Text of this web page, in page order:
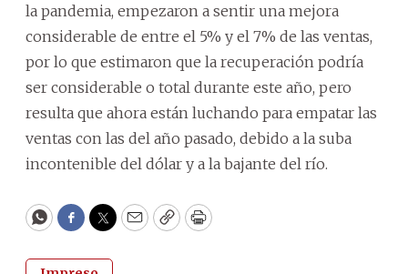
la pandemia, empezaron a sentir una mejora
considerable de entre el 5% y el 7% de las ventas,
por lo que estimaron que la recuperación podría
ser considerable o total durante este año, pero
resulta que ahora están luchando para empatar las
ventas con las del año pasado, debido a la suba
incontenible del dólar y a la bajante del río.
WhatsApp
Facebook
Twitter
EmailCopyPrint